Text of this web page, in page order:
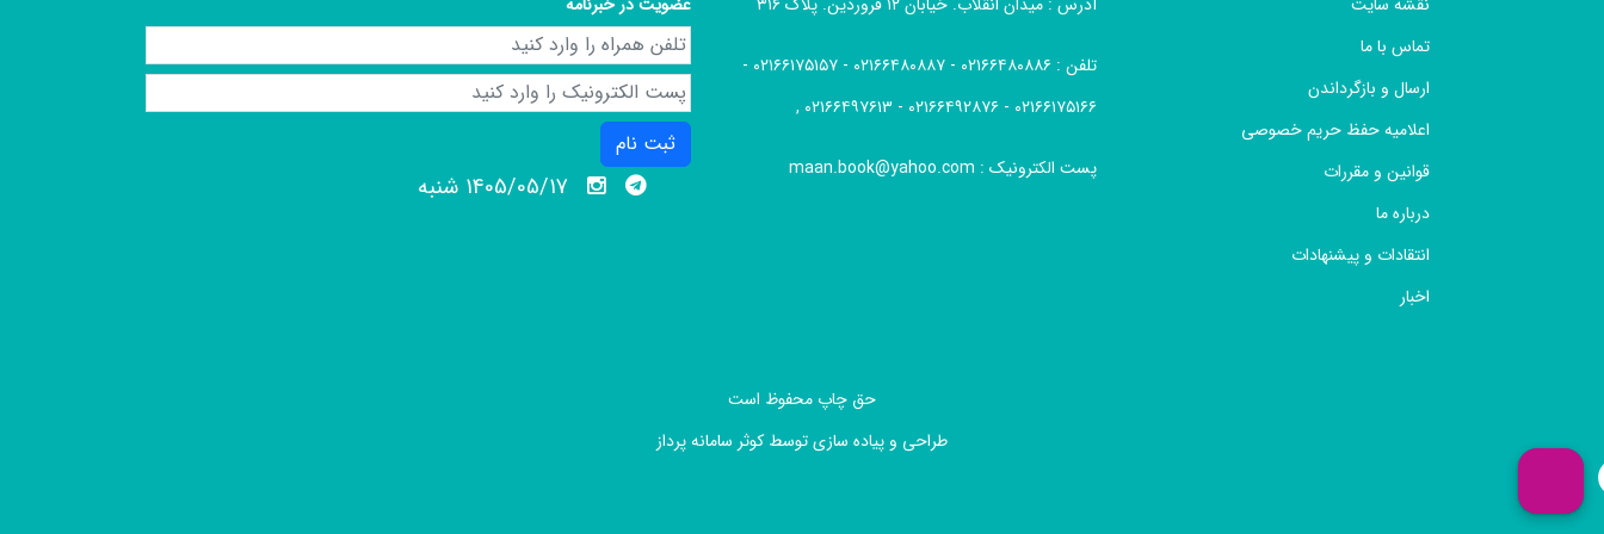
تماس با ما
ارسال و بازگرداندن
اعلامیه حفظ حریم خصوصی
قوانین و مقررات
درباره ما
انتقادات و پیشنهادات
اخبار
تلفن :
۰۲۱۶۶۴۸۰۸۸۶ - ۰۲۱۶۶۴۸۰۸۸۷ - ۰۲۱۶۶۱۷۵۱۵۷ -
۰۲۱۶۶۱۷۵۱۶۶ - ۰۲۱۶۶۴۹۲۸۷۶ - ۰۲۱۶۶۴۹۷۶۱۳ ,
پست الکترونیک : maan.book@yahoo.com
ثبت نام
1405/05/17 شنبه
حق چاپ محفوظ است
طراحی و پیاده سازی توسط کوثر سامانه پرداز